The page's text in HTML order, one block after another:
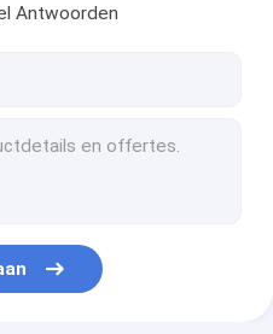
Antwoorden